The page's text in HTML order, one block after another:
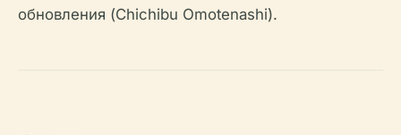
обновления (Chichibu Omotenashi).